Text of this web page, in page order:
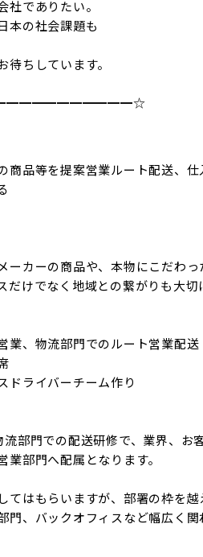
社でありたい。
本の社会課題も
待ちしています。
商品等を提案営業ルート配送、
ーカーの商品や、本物にこだわ
だけでなく地域との繋がりも大
営業、物流部門でのルート営業
ドライバーチーム作り
部門での配送研修で、業界、お
業部門へ配属となります。
てはもらいますが、部署の枠を
門、バックオフィスなど幅広く関